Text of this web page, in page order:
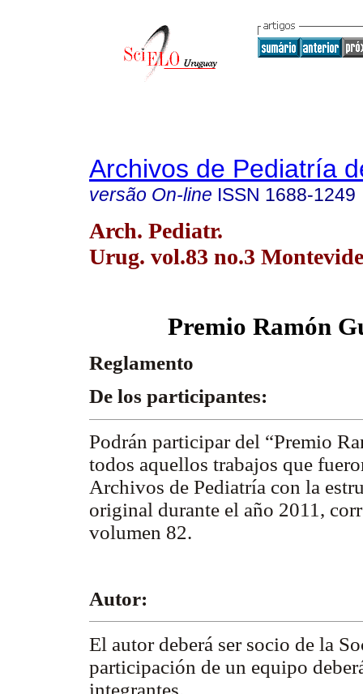
Archivos de Pediatría
versão On-line ISSN 1688-1249
Arch. Pediatr.
Urug. vol.83 no.3
Premio Ramón
Reglamento
De los participantes:
Podrán participar del “Premio
todos aquellos trabajos que
Archivos de Pediatría con la
original durante el año 2011,
volumen 82.
Autor:
El autor deberá ser socio de la
participación de un equipo
integrantes.